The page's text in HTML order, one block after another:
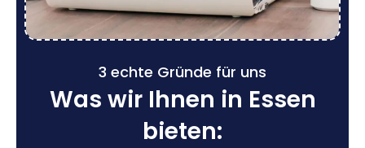
3 echte Gründe für uns
Was wir Ihnen in Essen
bieten: